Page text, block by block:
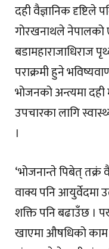
दही वैज्ञानिक दृष्टिले
गोरखनाथले नेपालको
बडामहाराजाधिराज
पराक्रमी हुने
भोजनको अन्त्यमा
उपचारका लागि
।
‘भोजनान्ते पिबेत् तक्रं
वाक्य पनि आयुर्वेदमा
शक्ति पनि बढाउँछ ।
खाएमा औषधिको काम